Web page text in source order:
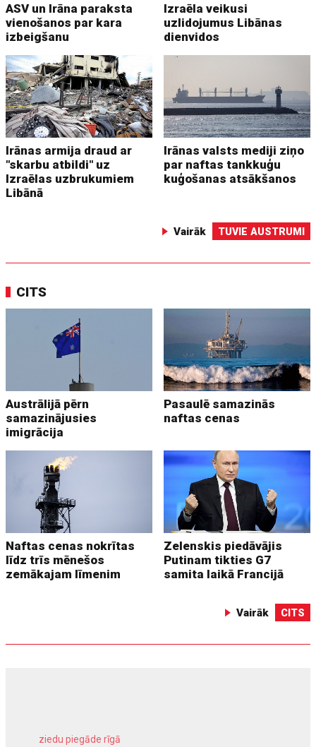
ASV un Irāna paraksta
vienošanos par kara
izbeigšanu
Izraēla veikusi
uzlidojumus Libānas
dienvidos
Irānas armija draud ar
"skarbu atbildi" uz
Izraēlas uzbrukumiem
Libānā
Irānas valsts mediji ziņo
par naftas tankkuģu
kuģošanas atsākšanos
Vairāk TUVIE AUSTRUMI
CITS
Austrālijā pērn
samazinājusies
imigrācija
Pasaulē samazinās
naftas cenas
Naftas cenas nokrītas
līdz trīs mēnešos
zemākajam līmenim
Zelenskis piedāvājis
Putinam tikties G7
samita laikā Francijā
Vairāk CITS
ziedu piegāde rīgā